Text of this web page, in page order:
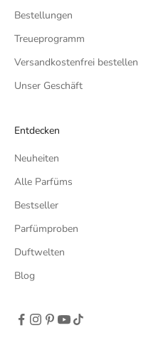
Bestellungen
Treueprogramm
Versandkostenfrei bestellen
Unser Geschäft
Entdecken
Neuheiten
Alle Parfüms
Bestseller
Parfümproben
Duftwelten
Blog